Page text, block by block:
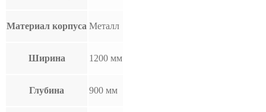
Материал корпуса Металл
Ширина 1200 мм
Глубина 900 мм